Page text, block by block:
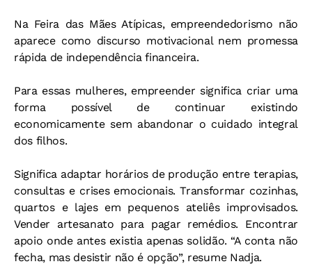
Na Feira das Mães Atípicas, empreendedorismo não
aparece como discurso motivacional nem promessa
rápida de independência financeira.
Para essas mulheres, empreender significa criar uma
forma possível de continuar existindo
economicamente sem abandonar o cuidado integral
dos filhos.
Significa adaptar horários de produção entre terapias,
consultas e crises emocionais. Transformar cozinhas,
quartos e lajes em pequenos ateliês improvisados.
Vender artesanato para pagar remédios. Encontrar
apoio onde antes existia apenas solidão.“A conta não
fecha, mas desistir não é opção”, resume Nadja.